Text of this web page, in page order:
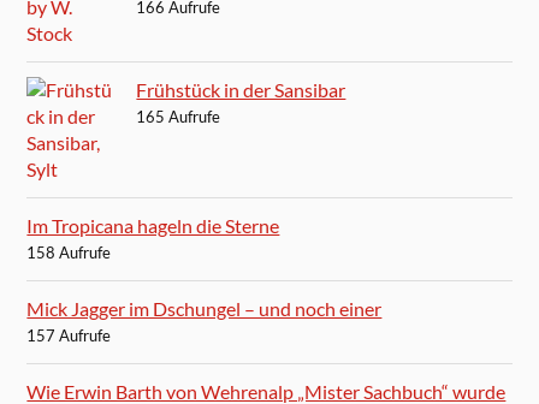
166 Aufrufe
Frühstück in der Sansibar
165 Aufrufe
Im Tropicana hageln die Sterne
158 Aufrufe
Mick Jagger im Dschungel – und noch einer
157 Aufrufe
Wie Erwin Barth von Wehrenalp „Mister Sachbuch“ wurde